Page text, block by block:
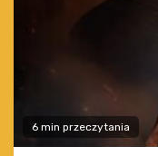
6 min przeczytania